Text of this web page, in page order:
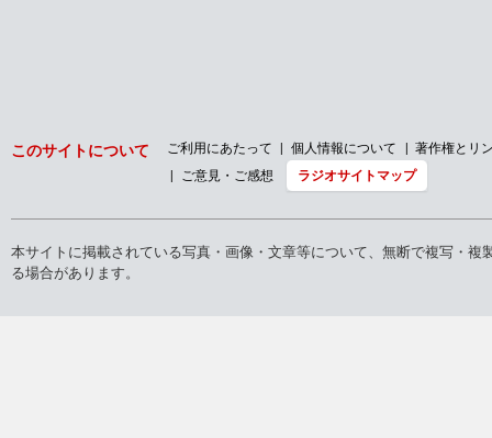
このサイトについて ご利用にあたって 個人情報について
著作権とリ
ご意見・ご感想
ラジオサイトマップ
本サイトに掲載されている写真・画像・文章等について、無断で複写・
る場合があります。